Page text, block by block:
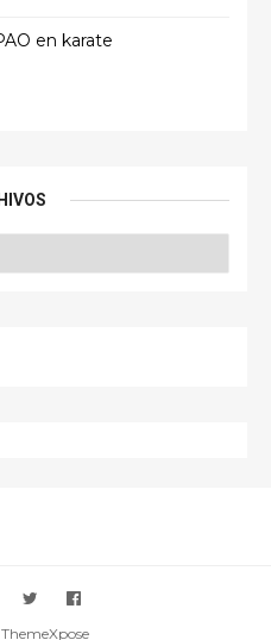
en karate
ThemeXpose